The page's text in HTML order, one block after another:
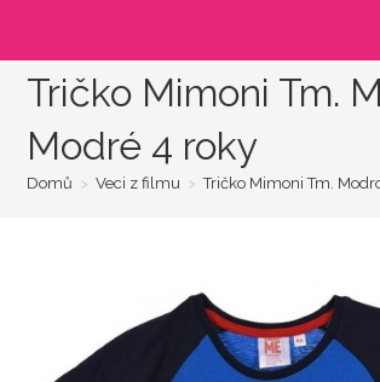
Tričko Mimoni Tm.
Modré 4 roky
Domů > Veci z filmu > Tričko Mimoni Tm.